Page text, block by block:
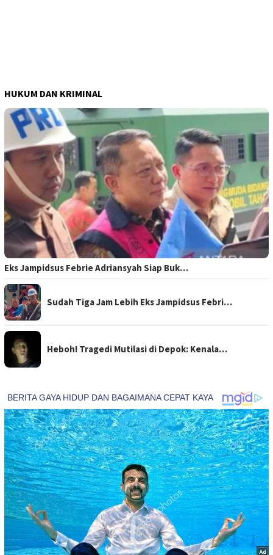
HUKUM DAN KRIMINAL
Eks Jampidsus Febrie Adriansyah Siap Buk…
Sudah Tiga Jam Lebih Eks Jampidsus Febri…
Heboh! Tragedi Mutilasi di Depok: Kenala…